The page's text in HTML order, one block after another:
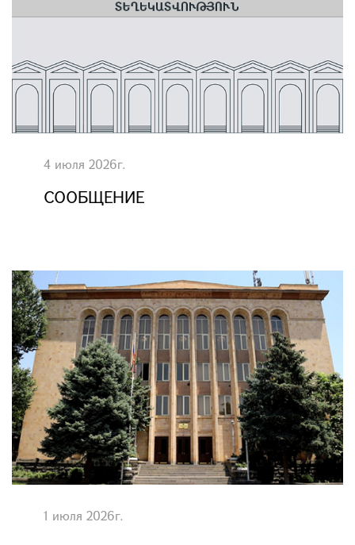
4 июля 2026г.
СООБЩЕНИЕ
1 июля 2026г.